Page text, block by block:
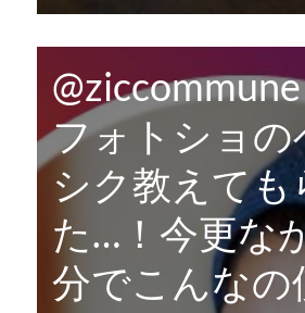
@ziccommune
フォトショの
シク教えても
た…！今更な
分でこんなの